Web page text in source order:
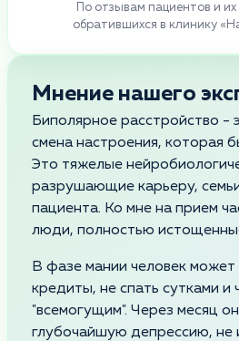
По отзывам пациентов и
обратившихся в клинику
Мнение нашего
Биполярное расстройство -
смена настроения, которая
Это тяжелые
разрушающие карьеру,
пациента. Ко мне на прием
люди, полностью
В фазе мании человек может
кредиты, не спать сутками и
"всемогущим". Через месяц
глубочайшую депрессию, не